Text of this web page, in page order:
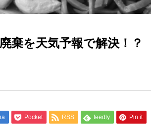
棄を天気予報で解決！？
Pocket RSS feedly Pin it